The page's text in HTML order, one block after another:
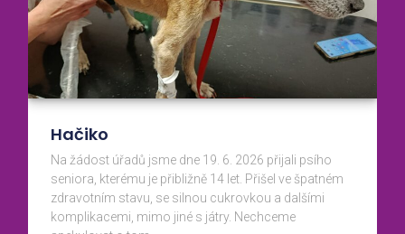
Hačiko
Na žádost úřadů jsme dne 19. 6. 2026 přijali psího
seniora, kterému je přibližně 14 let. Přišel ve špatném
zdravotním stavu, se silnou cukrovkou a dalšími
komplikacemi, mimo jiné s játry. Nechceme